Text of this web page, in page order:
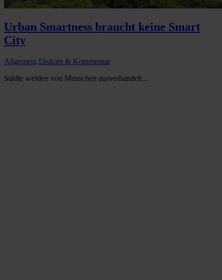
Urban Smartness braucht keine Smart
City
Allgemein Diskurs & Kommentar
Städte werden von Menschen ausverhandelt...